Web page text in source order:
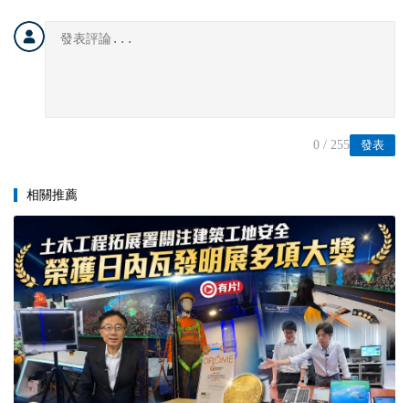
發表
0 / 255
相關推薦